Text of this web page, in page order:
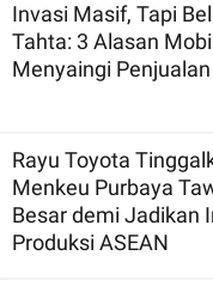
Invasi Masif, Tapi
Tahta: 3 Alasan
Menyaingi
Rayu Toyota
Menkeu Purbaya
Besar demi Jadikan
Produksi ASEAN